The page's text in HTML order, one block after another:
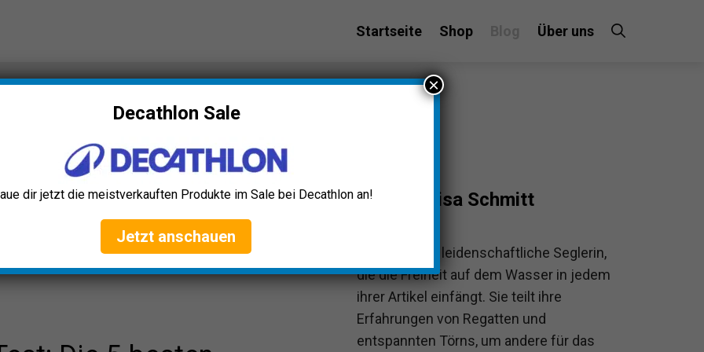
Startseite Shop Über uns
Die 5 besten (Bestenliste)
Luisa Schmitt
Luisa ist eine leidenschaftliche Seglerin,
die die Freiheit auf dem Wasser in jedem
ihrer Artikel einfängt. Sie teilt ihre
Erfahrungen von Regatten und
entspannten Törns, um andere für das
Decathlon Sale
dir jetzt die meistverkauften Produkte im Sale bei Decathlon an!
Jetzt anschauen
×